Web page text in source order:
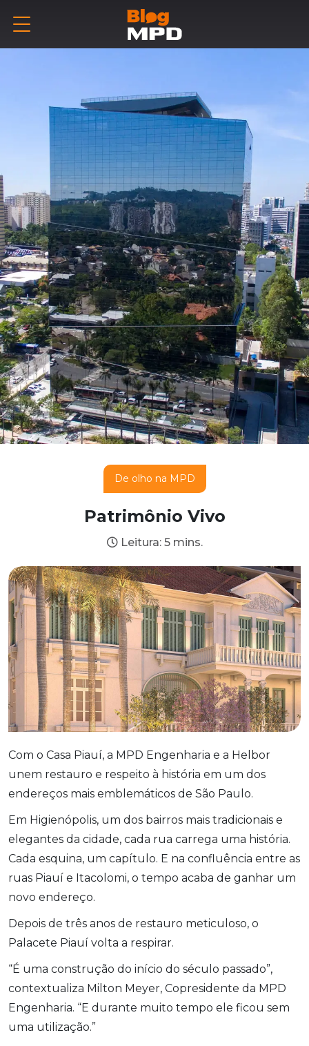
De olho na MPD
Patrimônio Vivo
Leitura: 5 mins.
Com o Casa Piauí, a MPD Engenharia e a Helbor
unem restauro e respeito à história em um dos
endereços mais emblemáticos de São Paulo.
Em Higienópolis, um dos bairros mais tradicionais e
elegantes da cidade, cada rua carrega uma história.
Cada esquina, um capítulo. E na confluência entre as
ruas Piauí e Itacolomi, o tempo acaba de ganhar um
novo endereço.
Depois de três anos de restauro meticuloso, o
Palacete Piauí volta a respirar.
“É uma construção do início do século passado”,
contextualiza Milton Meyer, Copresidente da MPD
Engenharia. “E durante muito tempo ele ficou sem
uma utilização.”